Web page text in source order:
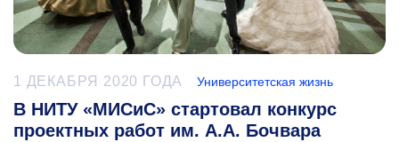
1 ДЕКАБРЯ 2020 ГОДА Университетская жизнь
В НИТУ «МИСиС» стартовал конкурс
проектных работ им. А.А. Бочвара